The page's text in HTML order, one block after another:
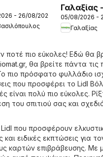
-
vol.2
- 26/08/2026
Γαλαξίας
05/08/2026 -
Γαλαξίας
ποτέ πιο εύκολες! Εδώ θα
, θα βρείτε πάντα τις
πιο πρόσφατο φυλλάδιο
που προσφέρει το Lidl
είναι πολύ πιο εύκολες.
του σπιτιού σας και
που προσφέρουν
ειδικές εκπτώσεις για
καρτών επιβράβευσης. Με